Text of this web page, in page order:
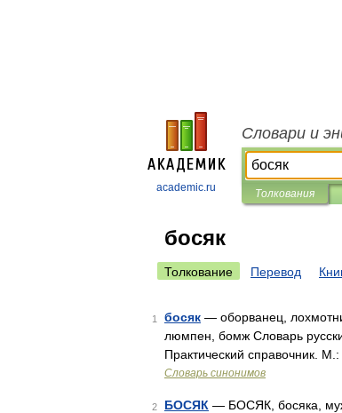
academic.ru
Словари и
Толкования
босяк
Толкование Перевод
1 босяк — оборванец,
люмпен, бомж Словарь
Практический справочник.
Словарь синонимов
2 БОСЯК — БОСЯК, босяка,